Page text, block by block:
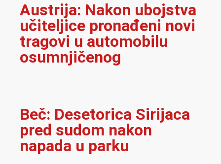
Austrija: Nakon ubojstva
učiteljice pronađeni novi
tragovi u automobilu
osumnjičenog
Beč: Desetorica Sirijaca
pred sudom nakon
napada u parku